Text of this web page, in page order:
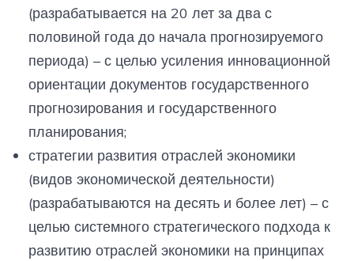
(разрабатывается на 20 лет за два с
половиной года до начала прогнозируемого
периода) – с целью усиления инновационной
ориентации документов государственного
прогнозирования и государственного
планирования;
стратегии развития отраслей экономики
(видов экономической деятельности)
(разрабатываются на десять и более лет) – с
целью системного стратегического подхода к
развитию отраслей экономики на принципах